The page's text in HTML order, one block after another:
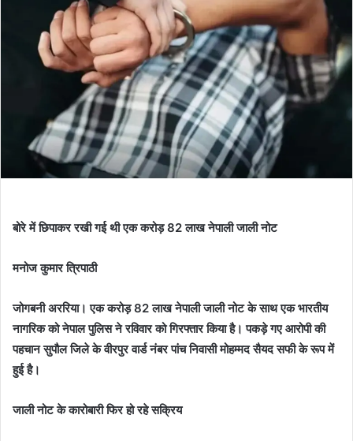
बोरे में छिपाकर रखी गई थी एक करोड़ 82 लाख नेपाली जाली नोट
मनोज कुमार त्रिपाठी
जोगबनी अररिया। एक करोड़ 82 लाख नेपाली जाली नोट के साथ एक भारतीय
नागरिक को नेपाल पुलिस ने रविवार को गिरफ्तार किया है। पकड़े गए आरोपी की
पहचान सुपौल जिले के वीरपुर वार्ड नंबर पांच निवासी मोहम्मद सैयद सफी के रूप में
हुई है।
जाली नोट के कारोबारी फिर हो रहे सक्रिय